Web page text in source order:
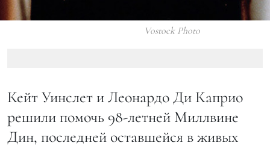
Vostock Photo
Кейт Уинслет и Леонардо Ди Каприо
решили помочь 98-летней Миллвине
Дин, последней оставшейся в живых